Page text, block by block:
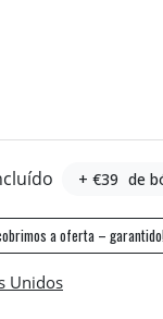
+ €39 de
a oferta –